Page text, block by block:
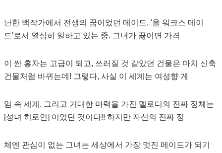
난한 백작가에서 전생의 꿈이었던 메이드, '올 워크스 메이
드'로서 열심히 일하고 있는 중. 그녀가 끓이면 가격
이 싼 홍차는 고급이 되고, 쓰러질 것 같았던 건물은 마치 신축
건물처럼 바뀌는데! 그렇다, 사실 이 세계는 여성향 게
임 속 세계. 그리고 거대한 마력을 가진 멜로디의 진짜 정체는
[성녀 히로인] 이었던 것이다!! 하지만 자신의 진짜 정
체엔 관심이 없는 그녀는 세상에서 가장 멋진 메이드가 되기